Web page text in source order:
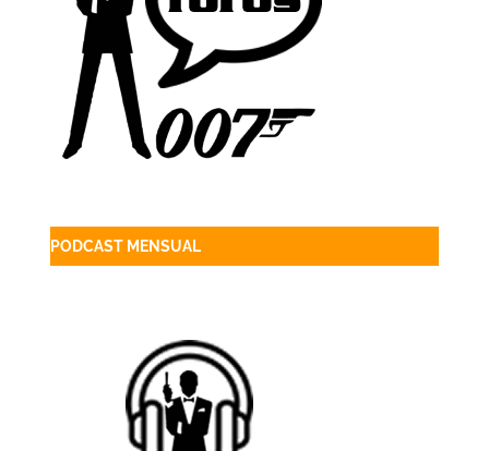
PODCAST MENSUAL